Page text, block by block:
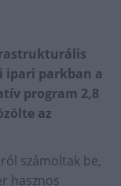
ipari parkban a
program 2,8
az
számoltak be,
hasznos